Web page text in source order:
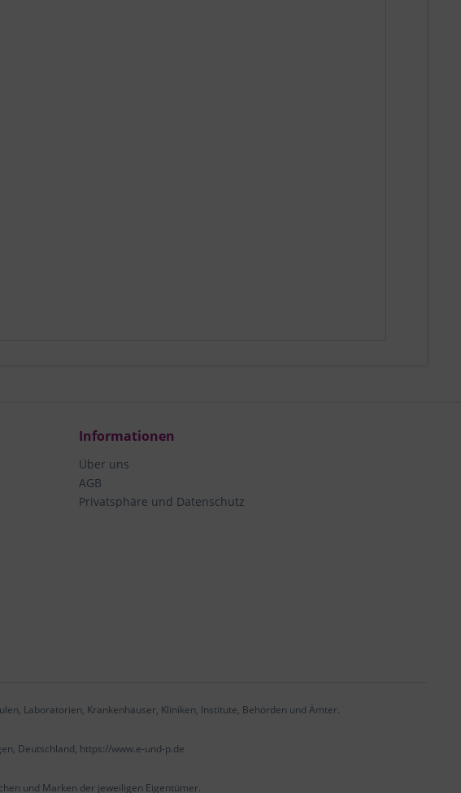
Informationen
Über uns
AGB
Privatsphäre und Datenschutz
Laboratorien, Krankenhäuser, Kliniken, Institute, Behörden und Ämter.
Deutschland, https://www.e-und-p.de
und Marken der jeweiligen Eigentümer.